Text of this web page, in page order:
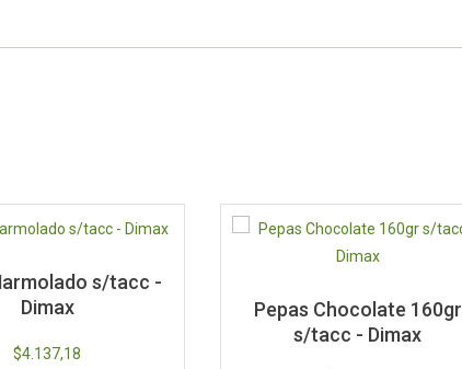
Food
s/tacc -
Dimax
$4.137,18
Pepas Chocolate 160gr
s/tacc - Dimax